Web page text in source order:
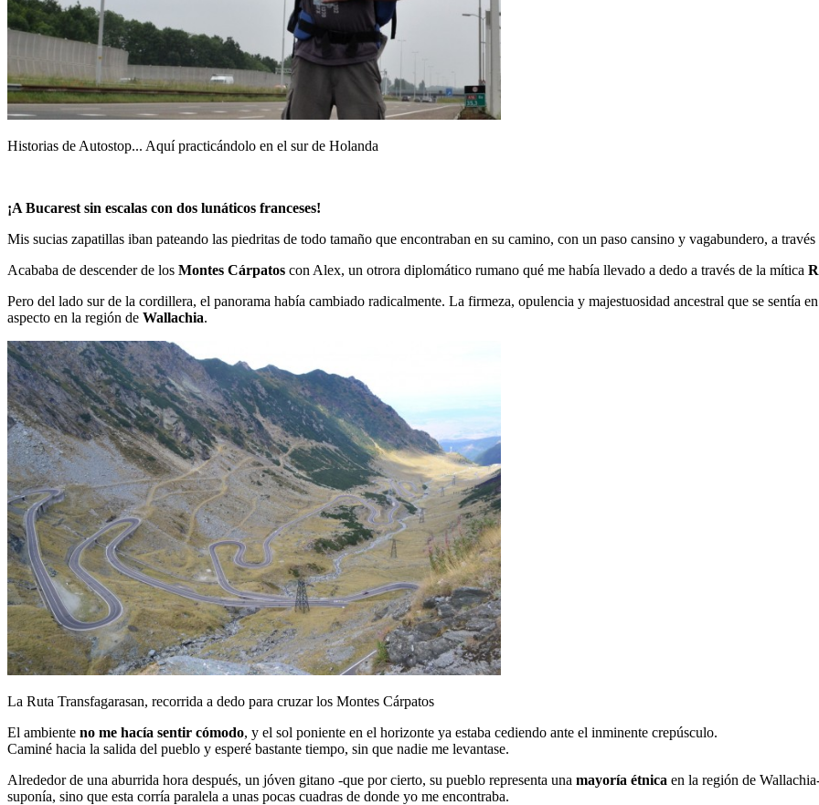
Historias de Autostop... Aquí practicándolo en el sur de Holanda
¡A Bucarest sin escalas con dos lunáticos franceses!
Mis sucias zapatillas iban pateando las piedritas de todo tamaño que encontraban en su camino, con un paso cansino y vagabundero, a
Acababa de descender de los Montes Cárpatos con Alex, un otrora diplomático rumano qué me había llevado a dedo a través de la mítica
Pero del lado sur de la cordillera, el panorama había cambiado radicalmente. La firmeza, opulencia y majestuosidad ancestral que se sentía en
aspecto en la región de Wallachia.
La Ruta Transfagarasan, recorrida a dedo para cruzar los Montes Cárpatos
El ambiente no me hacía sentir cómodo, y el sol poniente en el horizonte ya estaba cediendo ante el inminente crepúsculo.
Caminé hacia la salida del pueblo y esperé bastante tiempo, sin que nadie me levantase.
Alrededor de una aburrida hora después, un jóven gitano -que por cierto, su pueblo representa una mayoría étnica en la región de
suponía, sino que esta corría paralela a unas pocas cuadras de donde yo me encontraba.